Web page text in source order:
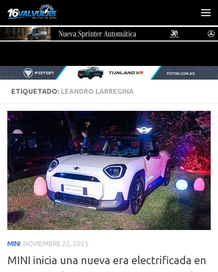
Saltar al contenido
ETIQUETADO: LEANDRO LARREGINA
MINI NOVIEMBRE 22, 2025
MINI inicia una nueva era electrificada en